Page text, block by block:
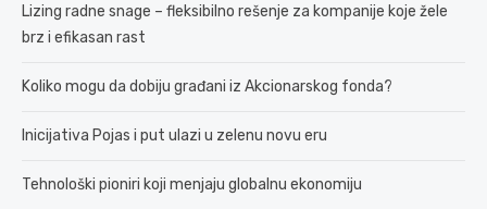
Lizing radne snage – fleksibilno rešenje za kompanije koje žele
brz i efikasan rast
Koliko mogu da dobiju građani iz Akcionarskog fonda?
Inicijativa Pojas i put ulazi u zelenu novu eru
Tehnološki pioniri koji menjaju globalnu ekonomiju